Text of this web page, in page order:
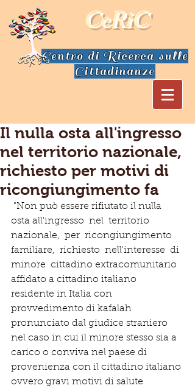
CeRiC
Centro di Ricerca sulle
Cittadinanze
Il nulla osta all'ingresso
nel territorio nazionale,
richiesto per motivi di
ricongiungimento fa
osta all'ingresso  nel  territorio
nazionale,  per  ricongiungimento
familiare,  richiesto  nell'interesse  di
minore  cittadino extracomunitario
affidato a cittadino italiano
residente in Italia con
provvedimento di kafalah
pronunciato dal giudice straniero
nel caso in cui il minore stesso sia a
carico o conviva nel paese di
provenienza con il cittadino italiano
ovvero gravi motivi di salute